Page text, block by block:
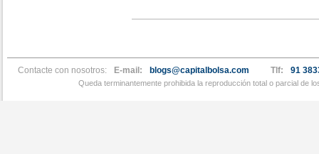
Contacte con nosotros: E-mail: blogs@capitalbolsa.com Tlf: 91
Queda terminantemente prohibida la reproducción total o parcial de